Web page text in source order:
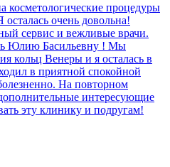
косметологические процедуры
очень довольна!
сервис и вежливые врачи.
Юлию Басильевну ! Мы
кольц Венеры и я осталась в
в приятной спокойной
На повторном
интересующие
эту клинику и подругам!